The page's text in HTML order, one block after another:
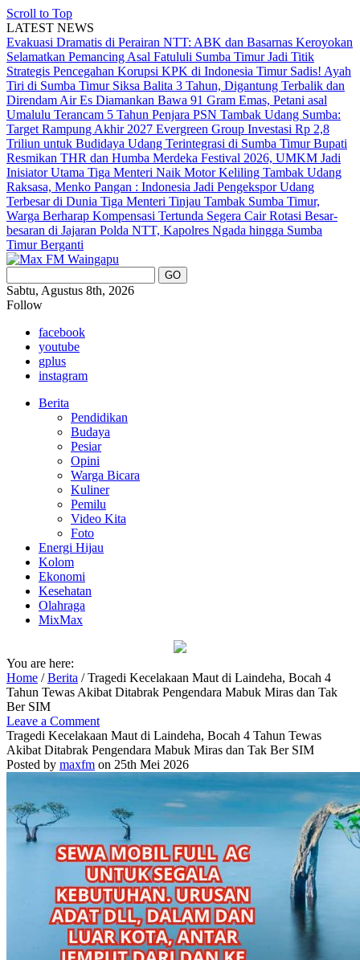
Scroll to Top
LATEST NEWS
Evakuasi Dramatis di Perairan NTT: ABK dan Basarnas Keroyokan
Selamatkan Pemancing Asal Fatululi Sumba Timur Jadi Titik
Strategis Pencegahan Korupsi KPK di Indonesia Timur Sadis! Ayah
Tiri di Sumba Timur Siksa Balita 3 Tahun, Digantung Terbalik dan
Direndam Air Es Diamankan Bawa 91 Gram Emas, Petani asal
Umalulu Terancam 5 Tahun Penjara PSN Tambak Udang Sumba:
Target Rampung Akhir 2027 Evergreen Group Investasi Rp 2,8
Triliun untuk Budidaya Udang Terintegrasi di Sumba TimurBupati
Resmikan THR dan Humba Merdeka Festival 2026, UMKM Jadi
Inisiator Utama Tiga Menteri Naik Motor Keliling Tambak Udang
Raksasa, Menko Pangan : Indonesia Jadi Pengekspor Udang
Terbesar di Dunia Tiga Menteri Tinjau Tambak Sumba Timur,
Warga Berharap Kompensasi Tertunda Segera CairRotasi Besar-
besaran di Jajaran Polda NTT, Kapolres Ngada hingga Sumba
Timur Berganti
Sabtu, Agustus 8th, 2026
Follow
facebook
youtube
gplus
instagram
Berita
Pendidikan
Budaya
Pesiar
Opini
Warga Bicara
Kuliner
Pemilu
Video Kita
Foto
Energi Hijau
Kolom
Ekonomi
Kesehatan
Olahraga
MixMax
You are here:
Home /Berita /Tragedi Kecelakaan Maut di Laindeha, Bocah 4
Tahun Tewas Akibat Ditabrak Pengendara Mabuk Miras dan Tak
Ber SIM
Leave a Comment
Tragedi Kecelakaan Maut di Laindeha, Bocah 4 Tahun Tewas
Akibat Ditabrak Pengendara Mabuk Miras dan Tak Ber SIM
Posted by maxfm on 25th Mei 2026